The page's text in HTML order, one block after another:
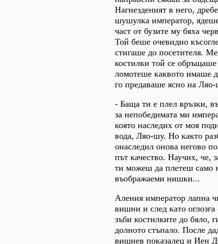
Нагнезденият в него,
шушулка император,
част от бузите му бяха
Той беше очевидно
стигаше до посетителя.
костилки той се
ломотеше каквото имаше
го предаваше ясно на
- Баща ти е плел връзки,
за непобедимата ми
която наследих от моя
вода, Ляо-шу. Но както
онаследил онова негово
път качество. Научих, че,
ти можеш да плетеш само
въображаеми нишки...
Аления император лапна
вишни и след като
зъби костилките до бяло,
долното стъпало. После
вишнев показалец и Иен